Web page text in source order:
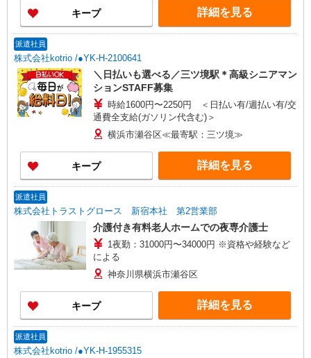
キープ 詳細を見る
派遣社員
株式会社kotrio /●YK-H-2100641
＼日払いも選べる／三ツ境駅＊高級シニアマン
ションSTAFF募集
時給1600円〜2250円 ＜日払い有/週払い有/交
通費全支給(ガソリン代含む)＞
横浜市瀬谷区≪最寄駅：三ツ境≫
キープ 詳細を見る
派遣社員
株式会社トラストグロース 新宿本社 第2営業部
介護付き有料老人ホームでの夜専介護士
1夜勤：31000円〜34000円 ※資格や経験など
による
神奈川県横浜市瀬谷区
キープ 詳細を見る
派遣社員
株式会社kotrio /●YK-H-1955315